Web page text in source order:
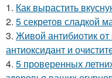
1. Как вырастить
2. 5 секретов сладкой
3. Живой антибиотик
антиоксидант и
4. 5 проверенных